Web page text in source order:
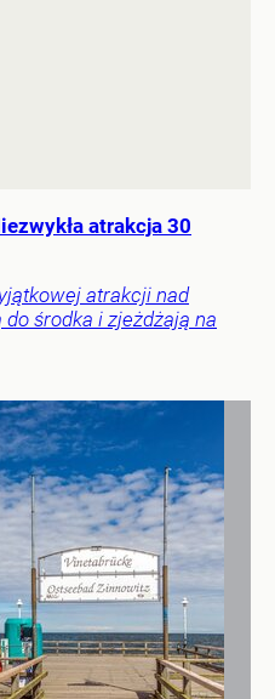
atrakcja 30
atrakcji nad
środka i zjeżdżają na